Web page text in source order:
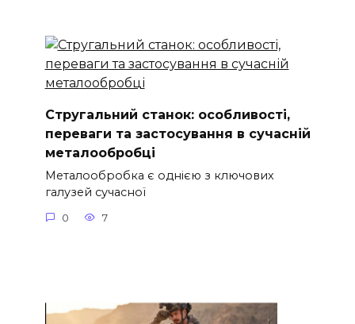
Стругальний станок: особливості,
переваги та застосування в сучасній
металообробці
Металообробка є однією з ключових
галузей сучасної
0 7